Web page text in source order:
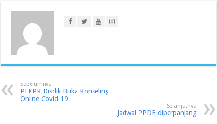
Sebelumnya
PLKPK Disdik Buka Konseling
Online Covid-19
Selanjutnya
Jadwal PPDB diperpanjang